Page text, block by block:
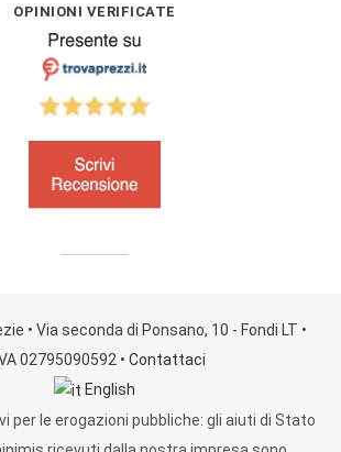
OPINIONI VERIFICATE
• Via seconda di Ponsano, 10 - Fondi LT •
02795090592 • Contattaci
English
per le erogazioni pubbliche: gli aiuti di Stato